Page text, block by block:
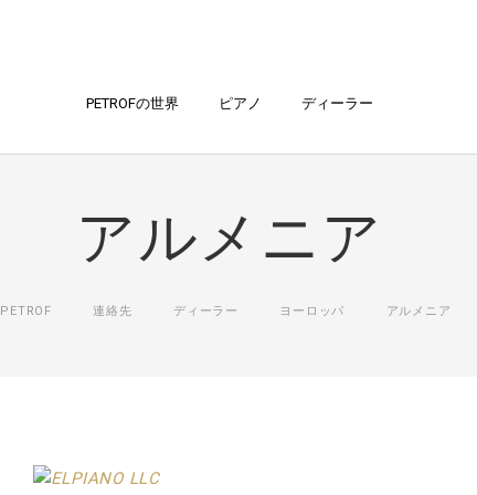
PETROFの世界 ピアノ ディーラー
アルメニア
PETROF 連絡先 ディーラー ヨーロッパ アルメニア